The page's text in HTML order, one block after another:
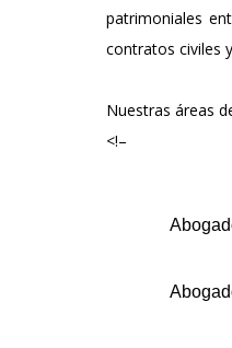
patrimoniales
contratos civiles
Nuestras áreas
<!–